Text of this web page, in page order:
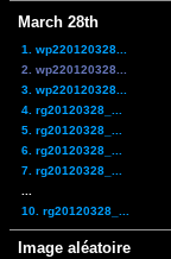
March 28th
1. wp220120328...
2. wp220120328...
3. wp220120328...
4. rg20120328_...
5. rg20120328_...
6. rg20120328_...
7. rg20120328_...
10. rg20120328_...
Image aléatoire